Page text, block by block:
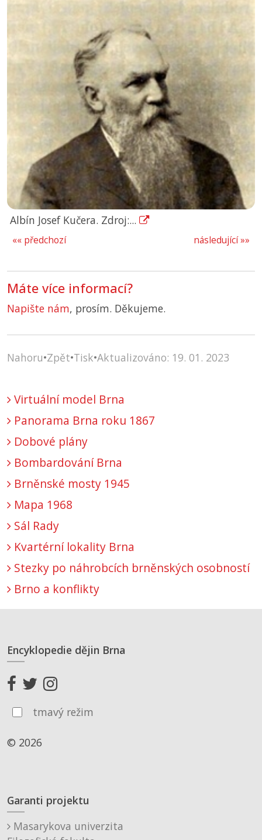
Albín Josef Kučera. Zdroj:...
následující »»
«« předchozí
Máte více informací?
Napište nám, prosím. Děkujeme.
Nahoru•Zpět•Tisk•Aktualizováno: 19. 01. 2023
Virtuální model Brna
Panorama Brna roku 1867
Dobové plány
Bombardování Brna
Brněnské mosty 1945
Mapa 1968
Sál Rady
Kvartérní lokality Brna
Stezky po náhrobcích brněnských osobností
Brno a konflikty
Encyklopedie dějin Brna
tmavý režim
© 2026
Garanti projektu
Masarykova univerzita